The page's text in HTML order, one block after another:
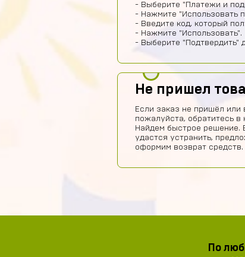
- Выберите "Платежи и
- Нажмите "Использовать
- Введите код, который
- Нажмите "Использовать".
- Выберите "Подтвердить"
Не пришел
Если заказ не пришёл или
пожалуйста, обратитесь
Найдем быстрое решение.
удастся устранить,
оформим возврат средств.
По